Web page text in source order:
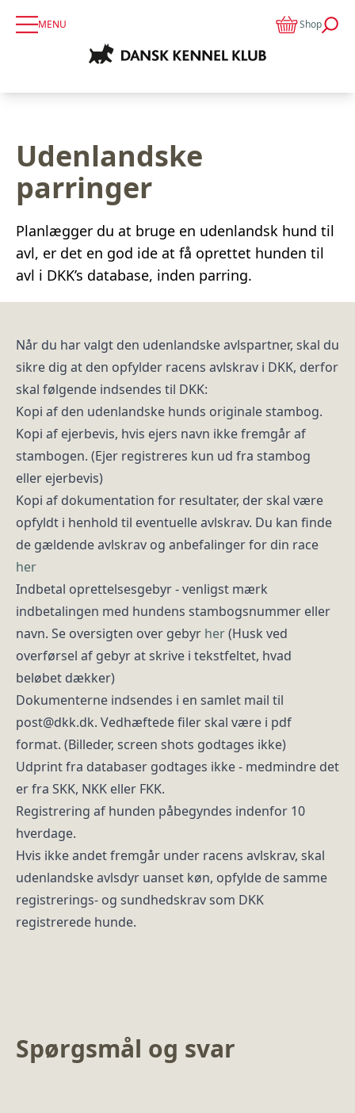
MENU Shop
Udenlandske
parringer
Planlægger du at bruge en udenlandsk hund til
avl, er det en god ide at få oprettet hunden til
avl i DKK’s database, inden parring.
Når du har valgt den udenlandske avlspartner, skal du
sikre dig at den opfylder racens avlskrav i DKK, derfor
skal følgende indsendes til DKK:
Kopi af den udenlandske hunds originale stambog.
Kopi af ejerbevis, hvis ejers navn ikke fremgår af
stambogen. (Ejer registreres kun ud fra stambog
eller ejerbevis)
Kopi af dokumentation for resultater, der skal være
opfyldt i henhold til eventuelle avlskrav. Du kan finde
de gældende avlskrav og anbefalinger for din race
her
Indbetal oprettelsesgebyr - venligst mærk
indbetalingen med hundens stambogsnummer eller
navn. Se oversigten over gebyr her(Husk ved
overførsel af gebyr at skrive i tekstfeltet, hvad
beløbet dækker)
Dokumenterne indsendes i en samlet mail til
post@dkk.dk. Vedhæftede filer skal være i pdf
format. (Billeder, screen shots godtages ikke)
Udprint fra databaser godtages ikke - medmindre det
er fra SKK, NKK eller FKK.
Registrering af hunden påbegyndes indenfor 10
hverdage.
Hvis ikke andet fremgår under racens avlskrav, skal
udenlandske avlsdyr uanset køn, opfylde de samme
registrerings- og sundhedskrav som DKK
registrerede hunde.
Spørgsmål og svar